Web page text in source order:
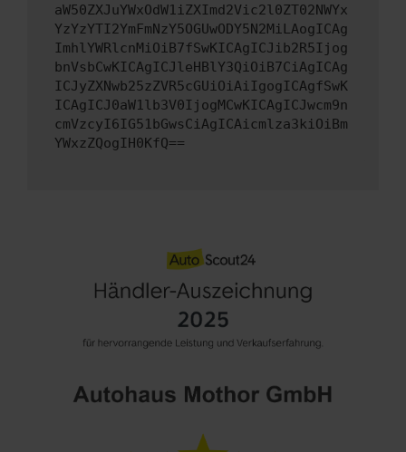
aW50ZXJuYWxOdW1iZXImd2Vic2l0ZT02NWYx
YzYzYTI2YmFmNzY5OGUwODY5N2MiLAogICAg
ImhlYWRlcnMiOiB7fSwKICAgICJib2R5Ijog
bnVsbCwKICAgICJleHBlY3QiOiB7CiAgICAg
ICJyZXNwb25zZVR5cGUiOiAiIgogICAgfSwK
ICAgICJ0aW1lb3V0IjogMCwKICAgICJwcm9n
cmVzcyI6IG51bGwsCiAgICAicmlza3kiOiBm
YWxzZQogIH0KfQ==